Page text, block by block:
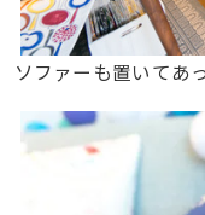
ソファーも置いてあ